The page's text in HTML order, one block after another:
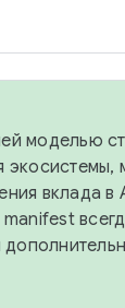
моделью
вклада в
manifest